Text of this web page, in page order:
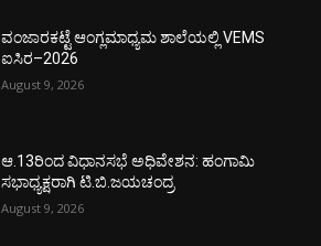
ವಂಜಾರಕಟ್ಟೆ ಆಂಗ್ಲಮಾಧ್ಯಮ ಶಾಲೆಯಲ್ಲಿ VEMS
ಐಸಿರ–2026
August 9, 2026
ಆ.13ರಿಂದ ವಿಧಾನಸಭೆ ಅಧಿವೇಶನ: ಹಂಗಾಮಿ
ಸಭಾಧ್ಯಕ್ಷರಾಗಿ ಟಿ.ಬಿ.ಜಯಚಂದ್ರ
August 9, 2026